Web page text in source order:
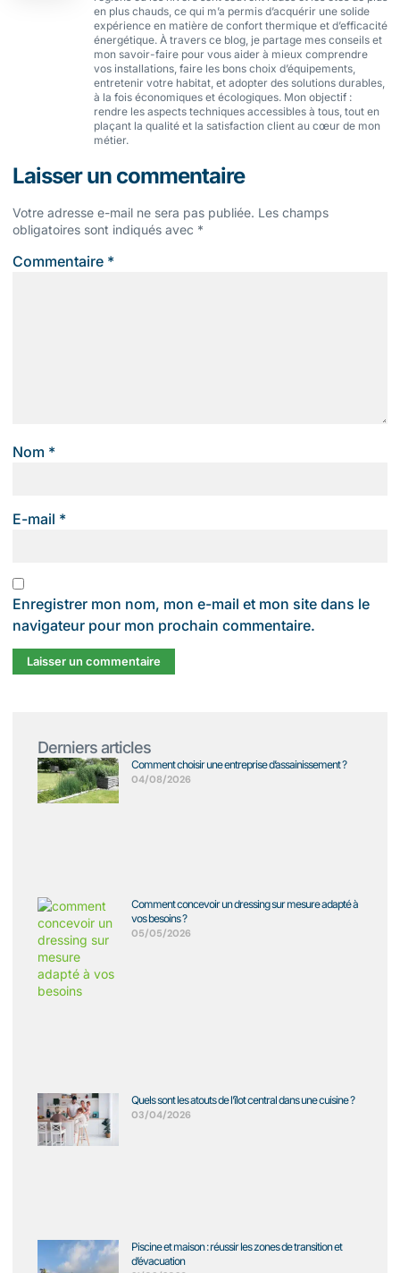
en plus chauds, ce qui m’a permis d’acquérir une solide
expérience en matière de confort thermique et d’efficacité
énergétique. À travers ce blog, je partage mes conseils et
mon savoir-faire pour vous aider à mieux comprendre
vos installations, faire les bons choix d’équipements,
entretenir votre habitat, et adopter des solutions durables,
à la fois économiques et écologiques. Mon objectif :
rendre les aspects techniques accessibles à tous, tout en
plaçant la qualité et la satisfaction client au cœur de mon
métier.
Laisser un commentaire
Votre adresse e-mail ne sera pas publiée. Les champs
obligatoires sont indiqués avec *
Commentaire *
Nom *
E-mail *
Enregistrer mon nom, mon e-mail et mon site dans le
navigateur pour mon prochain commentaire.
Derniers articles
Comment choisir une entreprise d’assainissement ?
04/08/2026
Comment concevoir un dressing sur mesure adapté à
vos besoins ?
05/05/2026
Quels sont les atouts de l’îlot central dans une cuisine ?
03/04/2026
Piscine et maison : réussir les zones de transition et
d’évacuation